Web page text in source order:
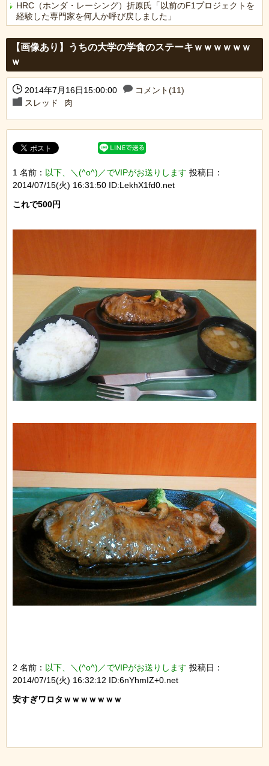
HRC（ホンダ・レーシング）折原氏「以前のF1プロジェクトを
経験した専門家を何人か呼び戻しました」
【画像あり】うちの大学の学食のステーキｗｗｗｗｗｗ
ｗ
2014年7月16日15:00:00
コメント(11)
スレッド
肉
1 名前： 以下、＼(^o^)／でVIPがお送りします 投稿日：
2014/07/15(火) 16:31:50 ID:LekhX1fd0.net
これで500円
2 名前： 以下、＼(^o^)／でVIPがお送りします 投稿日：
2014/07/15(火) 16:32:12 ID:6nYhmIZ+0.net
安すぎワロタｗｗｗｗｗｗｗ